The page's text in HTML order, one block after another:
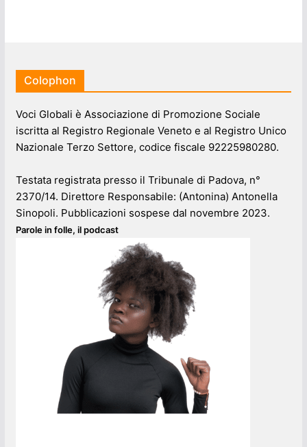
Colophon
Voci Globali è Associazione di Promozione Sociale
iscritta al Registro Regionale Veneto e al Registro Unico
Nazionale Terzo Settore, codice fiscale 92225980280.
Testata registrata presso il Tribunale di Padova, n°
2370/14. Direttore Responsabile: (Antonina) Antonella
Sinopoli. Pubblicazioni sospese dal novembre 2023.
Parole in folle, il podcast